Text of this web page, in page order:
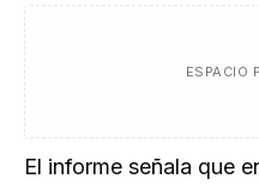
ESPACIO
El informe señala que